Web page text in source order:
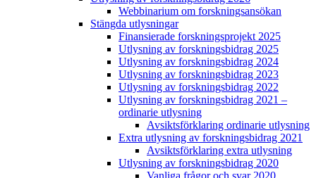
Webbinarium om forskningsansökan
Stängda utlysningar
Finansierade forskningsprojekt 2025
Utlysning av forskningsbidrag 2025
Utlysning av forskningsbidrag 2024
Utlysning av forskningsbidrag 2023
Utlysning av forskningsbidrag 2022
Utlysning av forskningsbidrag 2021 –
ordinarie utlysning
Avsiktsförklaring ordinarie utlysning
Extra utlysning av forskningsbidrag 2021
Avsiktsförklaring extra utlysning
Utlysning av forskningsbidrag 2020
Vanliga frågor och svar 2020